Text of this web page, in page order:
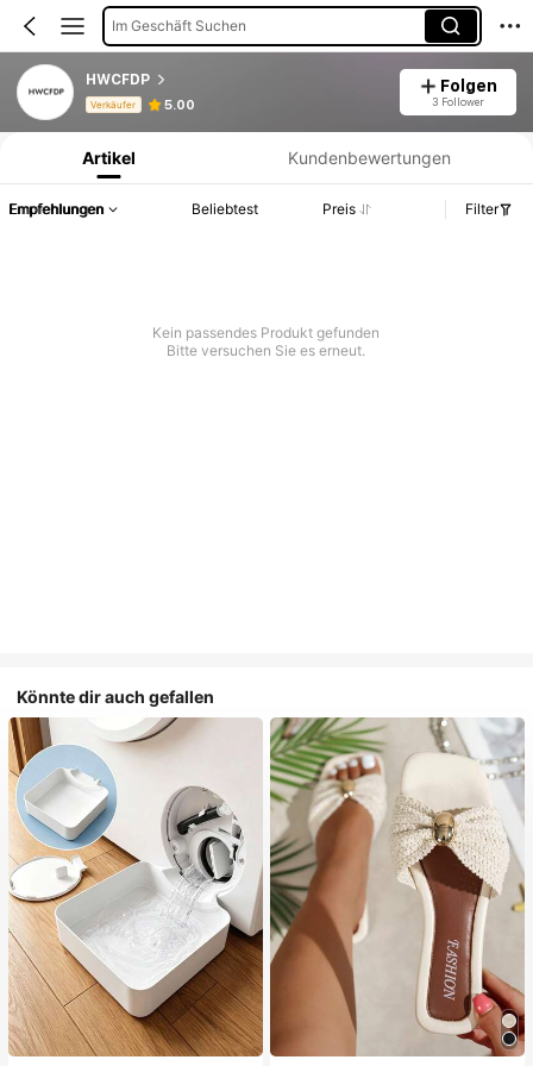
Im Geschäft Suchen
HWCFDP
Verkäufer 5.00
Folgen
3 Follower
Produktinformation: Preisangabe, Verkaufs- und Lagerbestandsdetails.
Artikel Kundenbewertungen
Empfehlungen Beliebtest Preis Filter
Kein passendes Produkt gefunden
Bitte versuchen Sie es erneut.
Könnte dir auch gefallen